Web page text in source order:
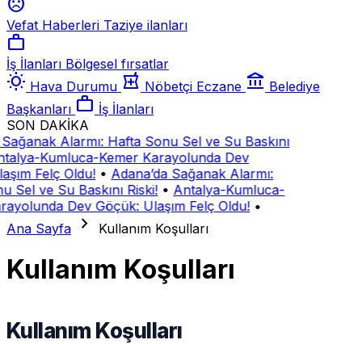
Vefat Haberleri Taziye ilanları
work
İş İlanları Bölgesel fırsatlar
wb_sunny Hava Durumu local_pharmacy Nöbetçi Eczane account_balance Belediye
Başkanları work İş İlanları
SON DAKİKA
Alarmı: Hafta Sonu Sel ve Su Baskını
Kumluca-Kemer Karayolunda Dev
Felç Oldu! • Adana’da Sağanak Alarmı:
Sel ve Su Baskını Riski! • Antalya-Kumluca-
Dev Göçük: Ulaşım Felç Oldu! •
Ana Sayfa
chevron_right Kullanım Koşulları
Kullanım Koşulları
Kullanım Koşulları